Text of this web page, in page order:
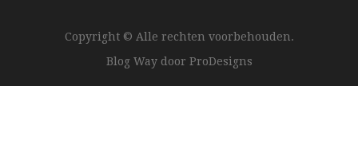
Copyright © Alle rechten voorbehouden.
Blog Way door ProDesigns